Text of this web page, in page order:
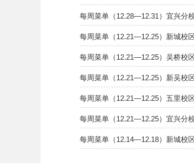
每周菜单（12.28—12.31）宜兴分
每周菜单（12.21—12.25）新城校
每周菜单（12.21—12.25）吴桥校
每周菜单（12.21—12.25）新吴校
每周菜单（12.21—12.25）五里校
每周菜单（12.21—12.25）宜兴分
每周菜单（12.14—12.18）新城校